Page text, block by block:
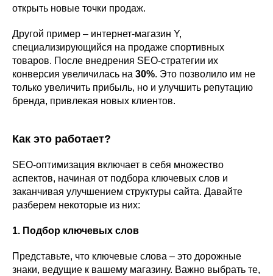
открыть новые точки продаж.
Другой пример – интернет-магазин Y,
специализирующийся на продаже спортивных
товаров. После внедрения SEO-стратегии их
конверсия увеличилась на 30%. Это позволило им не
только увеличить прибыль, но и улучшить репутацию
бренда, привлекая новых клиентов.
Как это работает?
SEO-оптимизация включает в себя множество
аспектов, начиная от подбора ключевых слов и
заканчивая улучшением структуры сайта. Давайте
разберем некоторые из них:
1. Подбор ключевых слов
Представьте, что ключевые слова – это дорожные
знаки, ведущие к вашему магазину. Важно выбрать те,